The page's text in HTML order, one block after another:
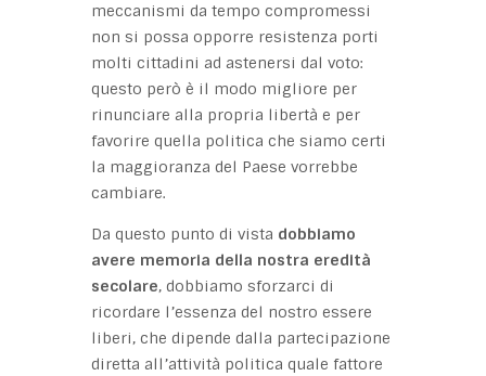
meccanismi da tempo compromessi
non si possa opporre resistenza porti
molti cittadini ad astenersi dal voto:
questo però è il modo migliore per
rinunciare alla propria libertà e per
favorire quella politica che siamo certi
la maggioranza del Paese vorrebbe
cambiare.
Da questo punto di vista dobbiamo
avere memoria della nostra eredità
secolare, dobbiamo sforzarci di
ricordare l’essenza del nostro essere
liberi, che dipende dalla partecipazione
diretta all’attività politica quale fattore